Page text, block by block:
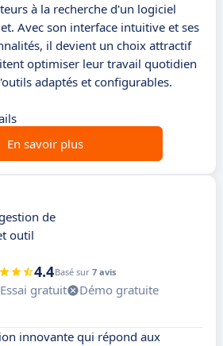
à la recherche d'un logiciel
Avec son interface intuitive et ses
il devient un choix attractif
optimiser leur travail quotidien
adaptés et configurables.
En savoir plus
de
outil
4.4Basé sur 7 avis
Essai gratuit
Démo gratuite
innovante qui répond aux